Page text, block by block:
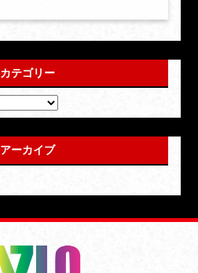
カテゴリー
アーカイブ